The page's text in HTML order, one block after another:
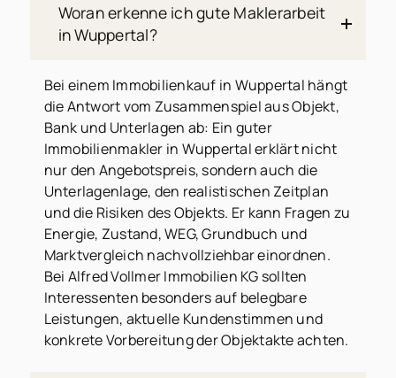
Woran erkenne ich gute Maklerarbeit
in Wuppertal?
Bei einem Immobilienkauf in Wuppertal hängt
die Antwort vom Zusammenspiel aus Objekt,
Bank und Unterlagen ab: Ein guter
Immobilienmakler in Wuppertal erklärt nicht
nur den Angebotspreis, sondern auch die
Unterlagenlage, den realistischen Zeitplan
und die Risiken des Objekts. Er kann Fragen zu
Energie, Zustand, WEG, Grundbuch und
Marktvergleich nachvollziehbar einordnen.
Bei Alfred Vollmer Immobilien KG sollten
Interessenten besonders auf belegbare
Leistungen, aktuelle Kundenstimmen und
konkrete Vorbereitung der Objektakte achten.